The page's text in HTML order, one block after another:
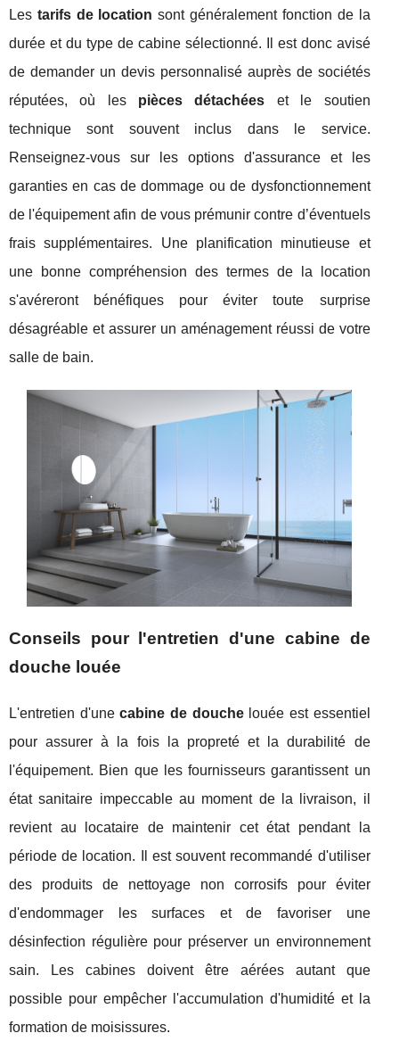
Les tarifs de location sont généralement fonction de la
durée et du type de cabine sélectionné. Il est donc avisé
de demander un devis personnalisé auprès de sociétés
réputées, où les pièces détachées et le soutien
technique sont souvent inclus dans le service.
Renseignez-vous sur les options d'assurance et les
garanties en cas de dommage ou de dysfonctionnement
de l'équipement afin de vous prémunir contre d’éventuels
frais supplémentaires. Une planification minutieuse et
une bonne compréhension des termes de la location
s'avéreront bénéfiques pour éviter toute surprise
désagréable et assurer un aménagement réussi de votre
salle de bain.
Conseils pour l'entretien d'une cabine de
douche louée
L'entretien d'unecabine de douchelouée est essentiel
pour assurer à la fois la propreté et la durabilité de
l'équipement. Bien que les fournisseurs garantissent un
état sanitaire impeccable au moment de la livraison, il
revient au locataire de maintenir cet état pendant la
période de location. Il est souvent recommandé d'utiliser
des produits de nettoyage non corrosifs pour éviter
d'endommager les surfaces et de favoriser une
désinfection régulière pour préserver un environnement
sain. Les cabines doivent être aérées autant que
possible pour empêcher l'accumulation d'humidité et la
formation de moisissures.